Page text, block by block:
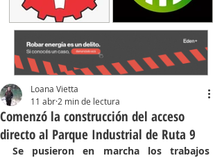
Comenzó la construcción del acceso
directo al Parque Industrial de Ruta 9
Loana Vietta
11 abr 2 min de lectura
Se pusieron en marcha los trabajos